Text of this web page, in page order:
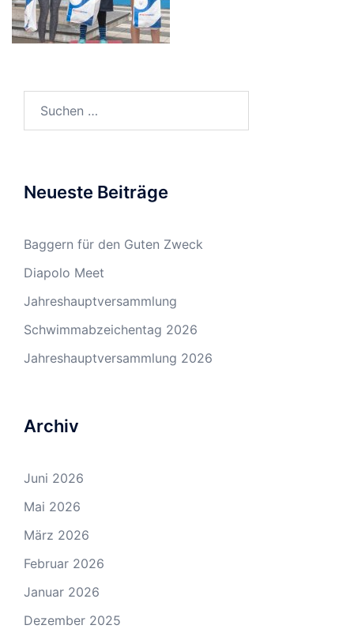
Neueste Beiträge
Baggern für den Guten Zweck
Diapolo Meet
Jahreshauptversammlung
Schwimmabzeichentag 2026
Jahreshauptversammlung 2026
Archiv
Juni 2026
Mai 2026
März 2026
Februar 2026
Januar 2026
Dezember 2025